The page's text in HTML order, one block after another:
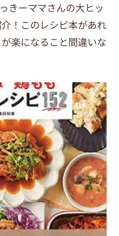
きーママさんの大ヒッ
！このレシピ本があれ
楽になること間違いな